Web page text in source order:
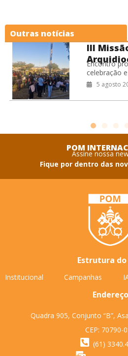
Outras notícias
III
jovens
Encontro
celebração
da
Sebastião
5 agosto
POM
Assine nossa
Fique por dentro das
Estrutura
Institucional Campanhas
Endereço
Quadra 905, Conjunto “B”,
CEP: 70790-
(61)